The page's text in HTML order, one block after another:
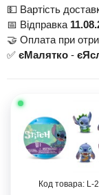
💵 Вартість
📅 Відправка
🤝 Оплата при
✅ єМалятко -